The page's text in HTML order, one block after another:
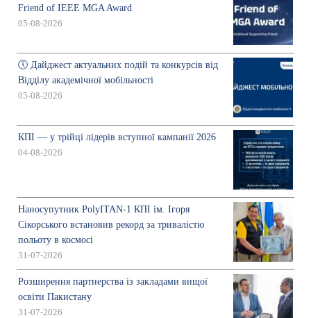
Friend of IEEE MGA Award
05-08-2026
🕔 Дайджест актуальних подій та конкурсів від
Відділу академічної мобільності
05-08-2026
КПІ — у трійці лідерів вступної кампанії 2026
04-08-2026
Наносупутник PolyITAN-1 КПІ ім. Ігоря
Сікорського встановив рекорд за тривалістю
польоту в космосі
31-07-2026
Розширення партнерства із закладами вищої
освіти Пакистану
31-07-2026